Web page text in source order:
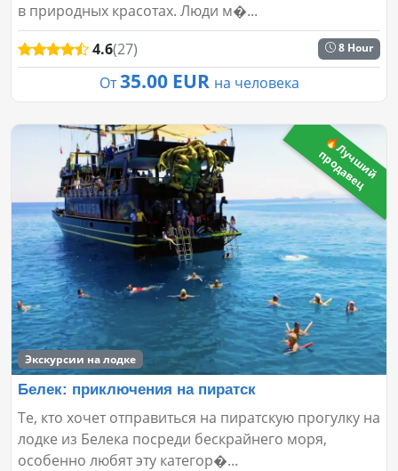
в природных красотах. Люди м�...
4.6(27) 8 Hour
От 35.00 EUR на человека
🔥
Л
у
ч
ш
и
й
п
р
о
д
а
в
е
ц
Экскурсии на лодке
Белек: приключения на пиратск
Те, кто хочет отправиться на пиратскую прогулку на
лодке из Белека посреди бескрайнего моря,
особенно любят эту категор�...